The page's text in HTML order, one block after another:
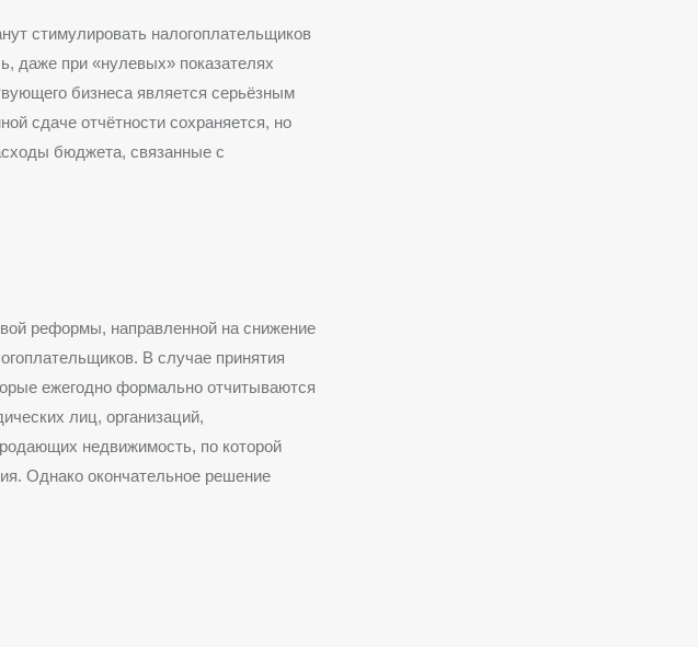
стимулировать налогоплательщиков
даже при «нулевых» показателях
бизнеса является серьёзным
сдаче отчётности сохраняется, но
бюджета, связанные с
реформы, направленной на снижение
В случае принятия
ежегодно формально отчитываются
лиц, организаций,
недвижимость, по которой
Однако окончательное решение